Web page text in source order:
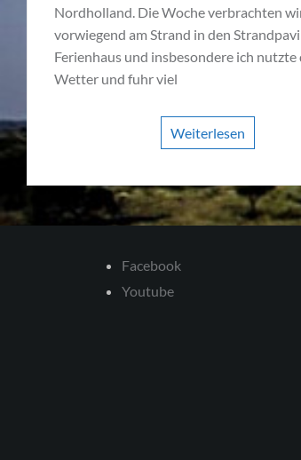
Nordholland. Die Woche verbrachten
vorwiegend am Strand in den
Ferienhaus und insbesondere ich nutzte
Wetter und fuhr viel
Weiterlesen
Facebook
Youtube